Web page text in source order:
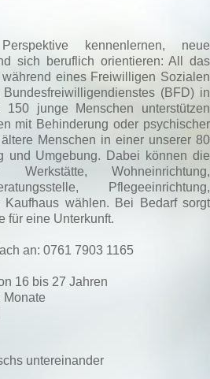
kennenlernen, neue
sich beruflich orientieren: All das
eines Freiwilligen Sozialen
(BFD) in
150 junge Menschen unterstützen
mit Behinderung oder psychischer
Menschen in einer unserer 80
und Umgebung. Dabei können die
Werkstätte, Wohneinrichtung,
Pflegeeinrichtung,
Kaufhaus wählen. Bei Bedarf sorgt
für eine Unterkunft.
an: 0761 7903 1165
16 bis 27 Jahren
Monate
untereinander